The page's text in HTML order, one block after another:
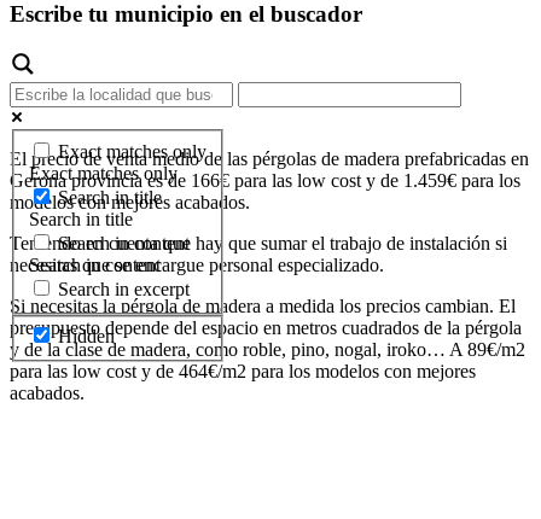
Escribe tu municipio en el buscador
Exact matches only
Exact matches only
Search in title
Search in title
Search in content
Search in content
Search in excerpt
Hidden
El precio de venta medio de las pérgolas de madera prefabricadas en
Gerona provincia es de 166€ para las low cost y de 1.459€ para los
modelos con mejores acabados.
Teniendo en cuenta que hay que sumar el trabajo de instalación si
necesitas que se encargue personal especializado.
Si necesitas la pérgola de madera a medida los precios cambian. El
presupuesto depende del espacio en metros cuadrados de la pérgola
y de la clase de madera, como roble, pino, nogal, iroko… A 89€/m2
para las low cost y de 464€/m2 para los modelos con mejores
acabados.